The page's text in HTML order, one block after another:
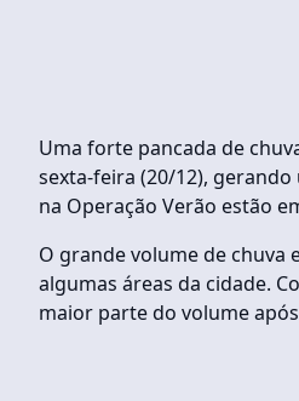
Uma forte pancada de
sexta-feira (20/12),
na Operação Verão estão
O grande volume de
algumas áreas da cidade.
maior parte do volume após